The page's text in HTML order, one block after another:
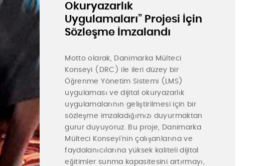
Okuryazarlık
Uygulamaları” Projesi İçin
Sözleşme İmzalandı
Motto olarak, Danimarka Mülteci
Konseyi (DRC) ile ileri düzey bir
Öğrenme Yönetim Sistemi (LMS)
uygulaması ve dijital okuryazarlık
uygulamalarının geliştirilmesi için bir
sözleşme imzaladığımızı duyurmaktan
gurur duyuyoruz. Bu proje, Danimarka
Mülteci Konseyi'nin çalışanlarına ve
faydalanıcılarına yüksek kaliteli dijital
eğitimler sunma kapasitesini artırmayı,